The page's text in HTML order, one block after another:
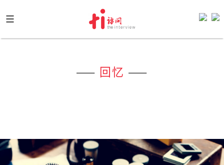
to
content
—— 回忆 ——